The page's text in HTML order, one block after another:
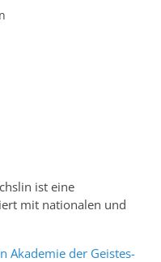
ist eine
mit nationalen und
Akademie der Geistes-